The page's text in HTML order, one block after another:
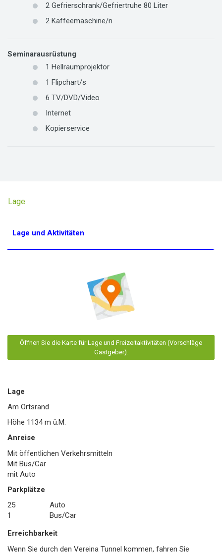
2 Gefrierschrank/Gefriertruhe 80 Liter
2 Kaffeemaschine/n
Seminarausrüstung
1 Hellraumprojektor
1 Flipchart/s
6 TV/DVD/Video
Internet
Kopierservice
Lage
Lage und Aktivitäten
Öffnen Sie die Karte für Lage und Freizeitaktivitäten (Vorschläge
Gastgeber).
Lage
Am Ortsrand
Höhe 1134 m ü.M.
Anreise
Mit öffentlichen Verkehrsmitteln
Mit Bus/Car
mit Auto
Parkplätze
25
Auto
1
Bus/Car
Erreichbarkeit
Wenn Sie durch den Vereina Tunnel kommen, fahren Sie